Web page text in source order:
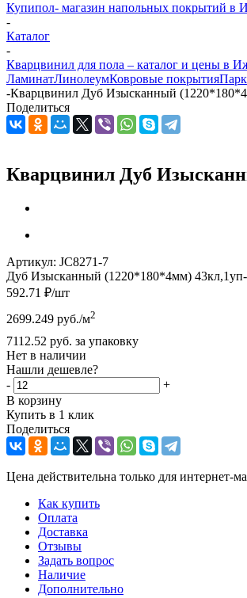
Купипол- магазин напольных покрытий в
-
Каталог
-
Кварцвинил для пола – каталог и цены в
ЛаминатЛинолеумКовровые покрытия
-Кварцвинил Дуб Изысканный
Поделиться
Кварцвинил Дуб
Артикул: JC8271-7
Дуб Изысканный (1220*180*4мм)
592.71 ₽/шт
2699.249 руб./м2
7112.52 руб. за упаковку
Нет в наличии
Нашли дешевле?
-
+
В корзину
Купить в 1 клик
Поделиться
Цена действительна только для интернет-
Как купить
Оплата
Доставка
Отзывы
Задать вопрос
Наличие
Дополнительно